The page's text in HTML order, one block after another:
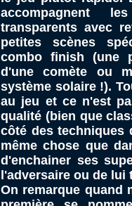
accompagnent
transparents avec
petites scènes
combo finish (une
d'une comète ou
système solaire !).
au jeu et ce n'est
qualité (bien que
côté des techniques
même chose que
d'enchainer ses
l'adversaire ou de
On remarque quand